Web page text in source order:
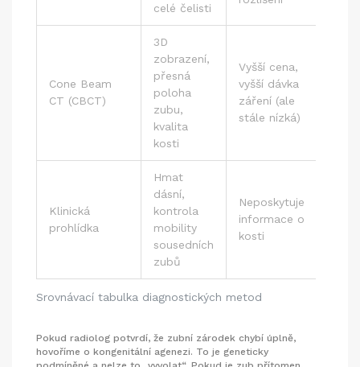
Srovnávací tabulka diagnostických metod
celé čelisti
Cone Beam
CT (CBCT)
3D
zobrazení,
přesná
poloha
zubu,
kvalita
kosti
Vyšší cena,
vyšší dávka
záření (ale
stále nízká)
Klinická
prohlídka
Hmat
dásní,
kontrola
mobility
sousedních
zubů
Neposkytuje
informace o
kosti
Pokud radiolog potvrdí, že zubní zárodek chybí úplně,
hovoříme o kongenitální agenezi. To je geneticky